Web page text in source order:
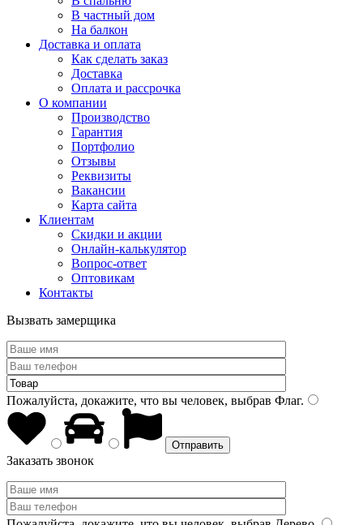
В частный дом
На балкон
Доставка и оплата
Как сделать заказ
Доставка
Оплата и рассрочка
О компании
Производство
Гарантия
Портфолио
Отзывы
Реквизиты
Вакансии
Карта сайта
Клиентам
Скидки и акции
Онлайн-калькулятор
Вопрос-ответ
Оптовикам
Контакты
Вызвать замерщика
Пожалуйста, докажите, что вы человек, выбрав Флаг.
Заказать звонок